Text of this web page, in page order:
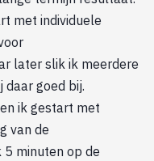
met individuele
later slik ik meerdere
goed bij.
ik gestart met
van de
minuten op de